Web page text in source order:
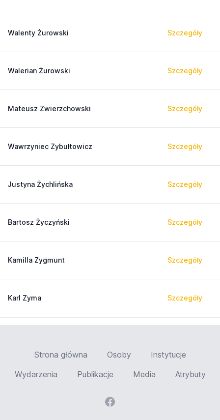
Walenty Żurowski Szczegóły
Walerian Żurowski Szczegóły
Mateusz Zwierzchowski Szczegóły
Wawrzyniec Zybułtowicz Szczegóły
Justyna Żychlińska Szczegóły
Bartosz Życzyński Szczegóły
Kamilla Zygmunt Szczegóły
Karl Zyma Szczegóły
Strona główna Osoby
Instytucje
Wydarzenia
Publikacje Media Atrybuty